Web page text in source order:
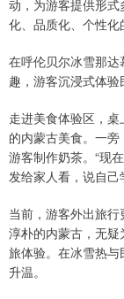
动，为游客提供形
化、品质化、个性化
在呼伦贝尔冰雪那
趣，游客沉浸式体验
走进美食体验区，
的内蒙古美食。一
游客制作奶茶。“现
发给家人看，说自己
当前，游客外出旅
淳朴的内蒙古，无
旅体验。在冰雪热
升温。